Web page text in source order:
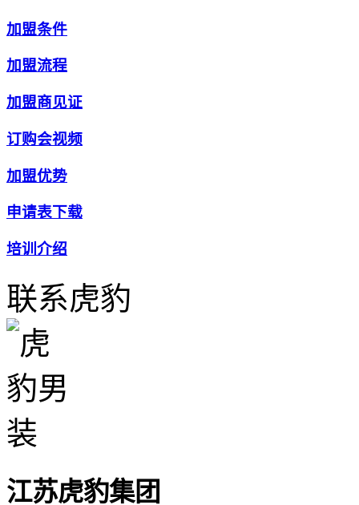
加盟条件
加盟流程
加盟商见证
订购会视频
加盟优势
申请表下载
培训介绍
联系虎豹
江苏虎豹集团